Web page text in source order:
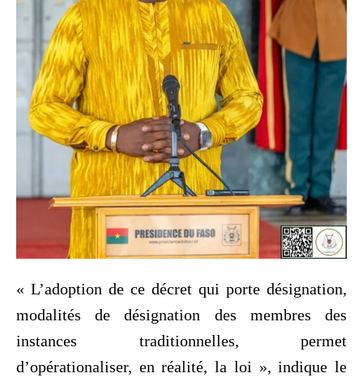
« L’adoption de ce décret qui porte désignation,
modalités de désignation des membres des
instances traditionnelles, permet
d’opérationaliser, en réalité, la loi », indique le